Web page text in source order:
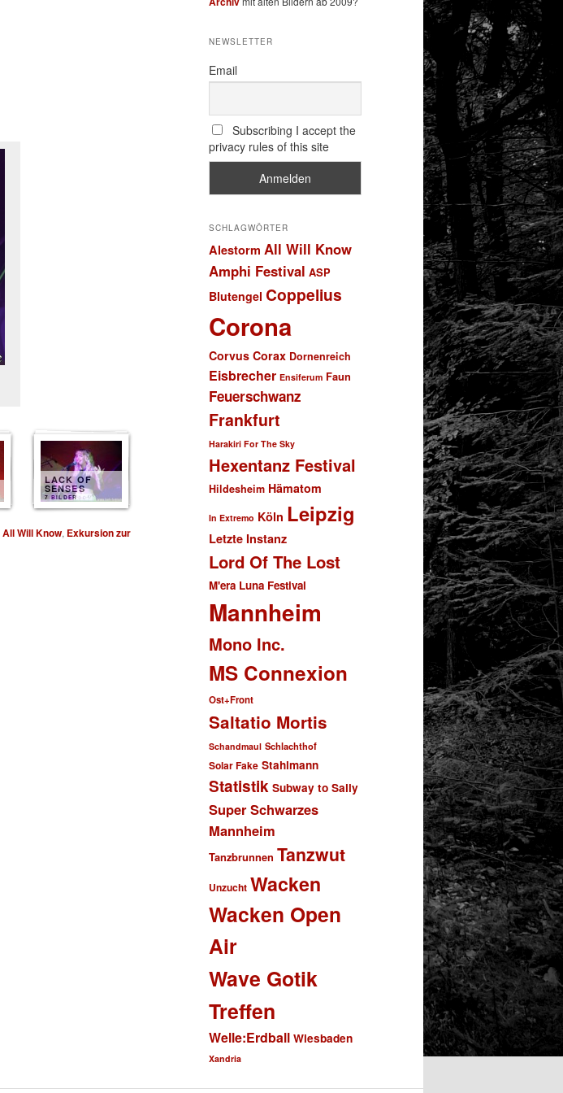
LACK OF
SENSES
7 BILDER
All Will Know, Exkursion zur
NEWSLETTER
Email
Subscribing I accept the
privacy rules of this site
SCHLAGWÖRTER
Alestorm All Will Know
Amphi Festival ASP
Blutengel Coppelius
Corona
Corvus Corax Dornenreich
Eisbrecher Ensiferum Faun
Feuerschwanz
Frankfurt
Harakiri For The Sky
Hexentanz Festival
Hildesheim Hämatom
In Extremo Köln Leipzig
Letzte Instanz
Lord Of The Lost
M'era Luna Festival
Mannheim
Mono Inc.
MS Connexion
Ost+Front
Saltatio Mortis
Schandmaul Schlachthof
Solar Fake Stahlmann
Statistik Subway to Sally
Super Schwarzes
Mannheim
Tanzbrunnen Tanzwut
Unzucht Wacken
Wacken Open
Air
Wave Gotik
Treffen
Welle:Erdball Wiesbaden
Xandria